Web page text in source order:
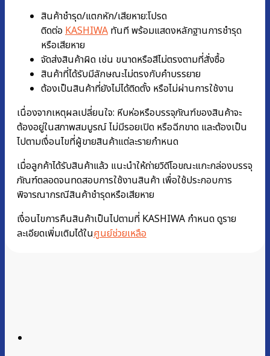
สินค้าชำรุด/แตกหัก/เสียหาย:โปรด
ติดต่อ KASHIWA ทันที พร้อมแสดงหลักฐานการชํารุด
หรือเสียหาย
จัดส่งสินค้าผิด เช่น ขนาดหรือสีไม่ตรงตามที่สั่งซื้อ
สินค้าที่ได้รับมีลักษณะไม่ตรงกับคำบรรยาย
ต้องเป็นสินค้าที่ยังไม่ได้ติดตั้ง หรือไม่ผ่านการใช้งาน
เนื่องจากเหตุผลเปลี่ยนใจ: หีบห่อหรือบรรจุภัณฑ์ของสินค้าจะ
ต้องอยู่ในสภาพสมบูรณ์ ไม่มีรอยเปิด หรือฉีกขาด และต้องเป็น
ไปตามเงื่อนไขที่ผู้ขายสินค้าแต่ละรายกำหนด
เมื่อลูกค้าได้รับสินค้าแล้ว แนะนำให้ถ่ายวิดีโอขณะแกะกล่องบรรจุ
ภัณฑ์ตลอดจนทดสอบการใช้งานสินค้า เพื่อใช้ประกอบการ
พิจารณากรณีสินค้าชำรุดหรือเสียหาย
เงื่อนไขการคืนสินค้าเป็นไปตามที่ KASHIWA กำหนด ดูราย
ละเอียดเพิ่มเติมได้ในศูนย์ช่วยเหลือ